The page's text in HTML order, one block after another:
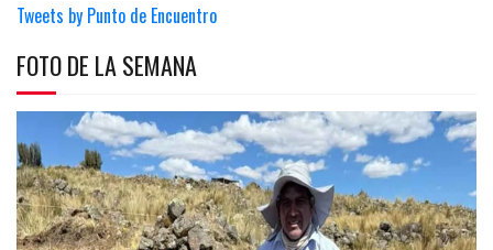
Tweets by Punto de Encuentro
FOTO DE LA SEMANA